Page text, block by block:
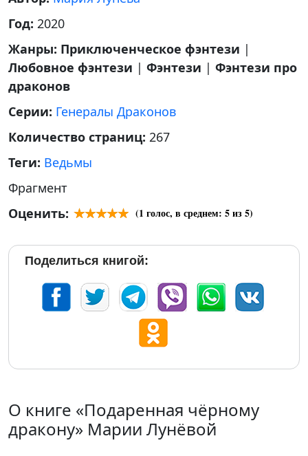
Год: 2020
Жанры: Приключенческое фэнтези |
Любовное фэнтези | Фэнтези | Фэнтези про
драконов
Серии: Генералы Драконов
Количество страниц: 267
Теги: Ведьмы
Фрагмент
Оценить:
(1 голос, в среднем: 5из 5)
Поделиться книгой:
О книге «Подаренная чёрному
дракону» Марии Лунёвой